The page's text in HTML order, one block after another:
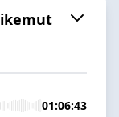
01:06:43